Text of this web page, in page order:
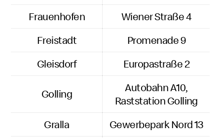
Frauenhofen
Wiener Straße 4
Freistadt
Promenade 9
Gleisdorf
Europastraße 2
Golling
Autobahn A10,
Raststation Golling
Gralla
Gewerbepark Nord 13